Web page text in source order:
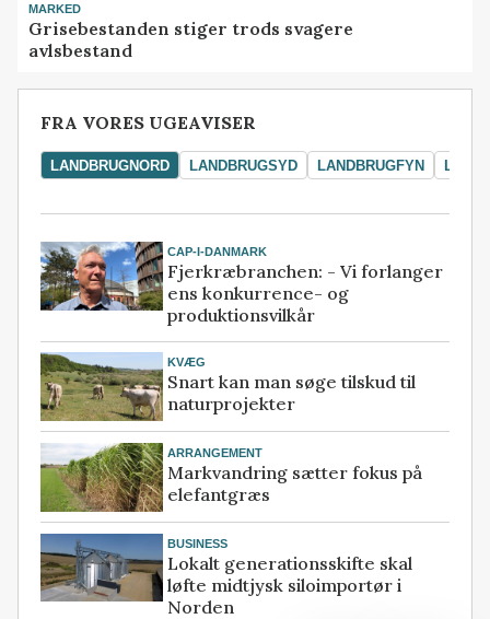
MARKED
Grisebestanden stiger trods svagere
avlsbestand
FRA VORES UGEAVISER
LANDBRUGNORD LANDBRUGSYD LANDBRUGFYN
CAP-I-DANMARK
Fjerkræbranchen: - Vi forlanger
ens konkurrence- og
produktionsvilkår
KVÆG
Snart kan man søge tilskud til
naturprojekter
ARRANGEMENT
Markvandring sætter fokus på
elefantgræs
BUSINESS
Lokalt generationsskifte skal
løfte midtjysk siloimportør i
Norden